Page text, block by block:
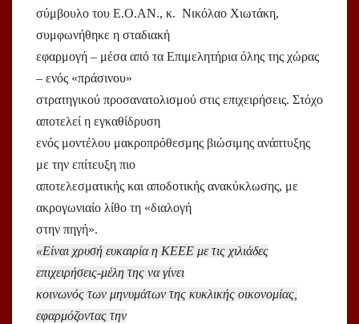
σύμβουλο του Ε.Ο.ΑΝ., κ. Νικόλαο Χιωτάκη,
συμφωνήθηκε η σταδιακή
εφαρμογή – μέσα από τα Επιμελητήρια όλης της χώρας
– ενός «πράσινου»
στρατηγικού προσανατολισμού στις επιχειρήσεις. Στόχο
αποτελεί η εγκαθίδρυση
ενός μοντέλου μακροπρόθεσμης βιώσιμης ανάπτυξης
με την επίτευξη πιο
αποτελεσματικής και αποδοτικής ανακύκλωσης, με
ακρογωνιαίο λίθο τη «διαλογή
στην πηγή».
«Είναι χρυσή ευκαιρία η ΚΕΕΕ με τις χιλιάδες
επιχειρήσεις-μέλη της να γίνει
κοινωνός των μηνυμάτων της κυκλικής οικονομίας,
εφαρμόζοντας την